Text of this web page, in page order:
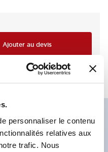
personnaliser le contenu
relatives aux
trafic. Nous
Ajouter au devis